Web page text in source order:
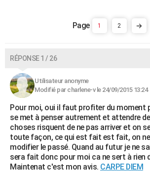
S'inscrire
Se connecter
Lycées
Collèges
Primaires
Universités
Entreprises
Service militaire
Avis de recherche
AVIS DE DÉCÈS
FORUM
Bricolage
Lifestyle
Culture
Sport
Auto
Television
Voyage
Cinema
1 2
RÉPONSE 1 / 26
Utilisateur anonyme
Modifié par charlene-v le 24/09/2015 13:24
Pour moi, oui il faut profiter du moment
se met à penser autrement et attendre
choses risquent de ne pas arriver et on
toute façon, ce qui est fait est fait, on
modifier le passé. Quand au futur je ne
sera fait donc pour moi ca ne sert à rien
Maintenat c'est mon avis. CARPE DIEM